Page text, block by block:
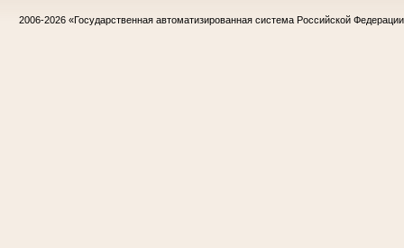
2006-2026 «Государственная автоматизированная система Российской